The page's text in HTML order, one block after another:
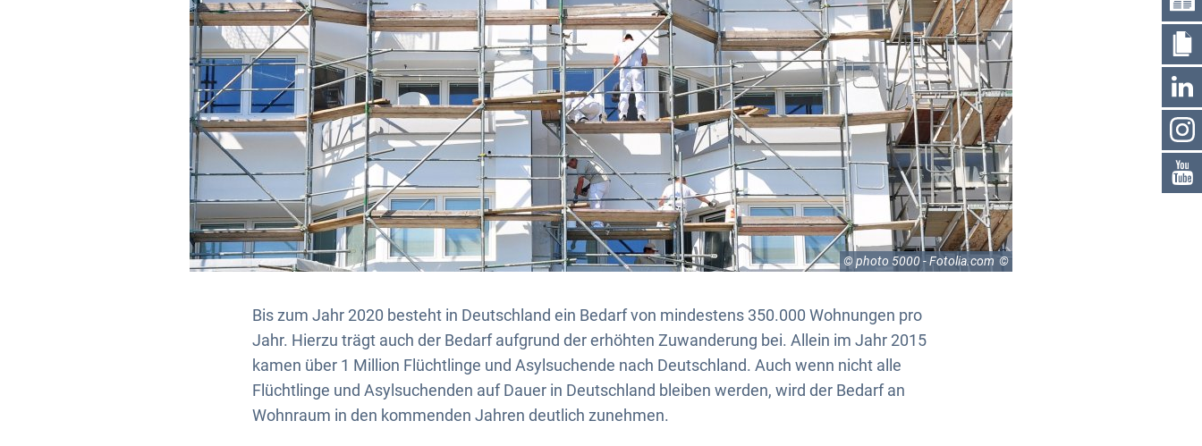
© photo 5000 - Fotolia.com
Bis zum Jahr 2020 besteht in Deutschland ein Bedarf von mindestens 350.000 Wohnungen pro
Jahr. Hierzu trägt auch der Bedarf aufgrund der erhöhten Zuwanderung bei. Allein im Jahr 2015
kamen über 1 Million Flüchtlinge und Asylsuchende nach Deutschland. Auch wenn nicht alle
Flüchtlinge und Asylsuchenden auf Dauer in Deutschland bleiben werden, wird der Bedarf an
Wohnraum in den kommenden Jahren deutlich zunehmen.